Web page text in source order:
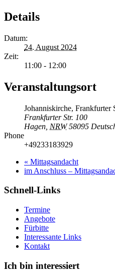
Details
Datum:
24. August 2024
Zeit:
11:00 - 12:00
Veranstaltungsort
Johanniskirche, Frankfurter
Frankfurter Str. 100
Hagen NRW 58095
Phone
+49233183929
« Mittagsandacht
im Anschluss –
Schnell-Links
Termine
Angebote
Fürbitte
Interessante Links
Kontakt
Ich bin interessiert